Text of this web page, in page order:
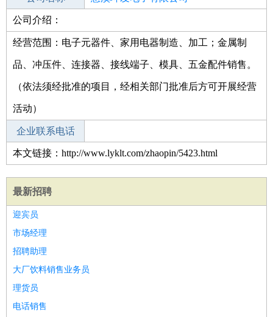
公司类型
公司介绍：
经营范围：电子元器件、家用电器制造、加工；金属制
品、冲压件、连接器、接线端子、模具、五金配件销售。
（依法须经批准的项目，经相关部门批准后方可开展经营
活动）
企业联系电话
本文链接：http://www.lyklt.com/zhaopin/5423.html
最新招聘
迎宾员
市场经理
招聘助理
大厂饮料销售业务员
理货员
电话销售